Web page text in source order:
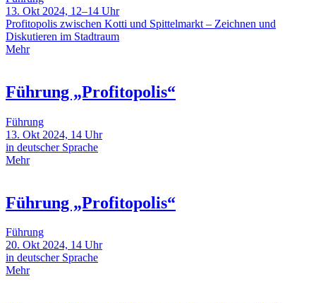
13. Okt 2024, 12–14 Uhr
Profitopolis zwischen Kotti und Spittelmarkt – Zeichnen und
Diskutieren im Stadtraum
Mehr
Führung „Profitopolis“
Führung
13. Okt 2024, 14 Uhr
in deutscher Sprache
Mehr
Führung „Profitopolis“
Führung
20. Okt 2024, 14 Uhr
in deutscher Sprache
Mehr